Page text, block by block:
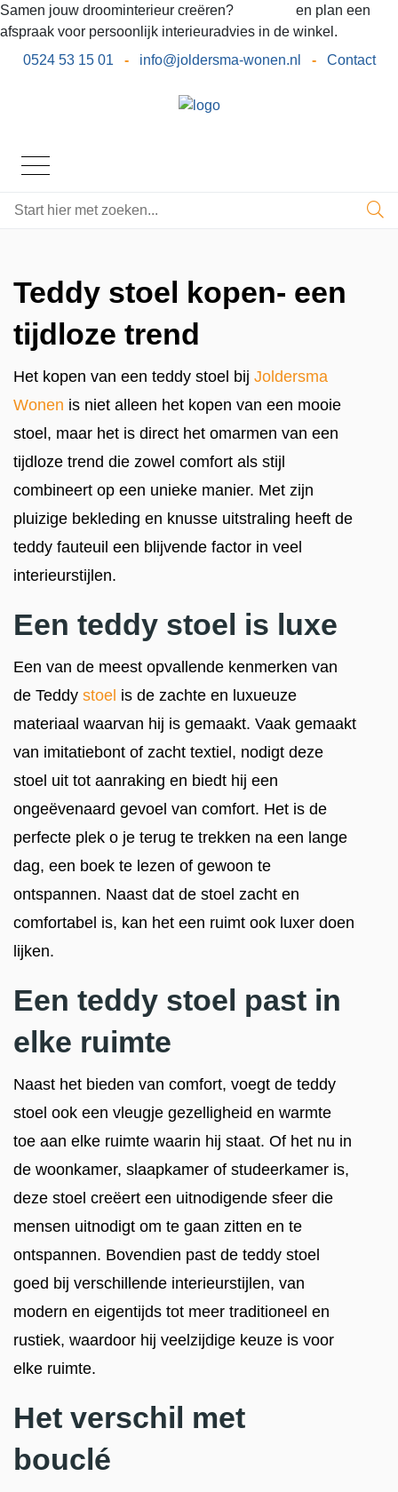
Samen jouw droominterieur creëren?
en plan een
afspraak voor persoonlijk interieuradvies in de winkel.
0524 53 15 01
- info@joldersma-wonen.nl - Contact
Teddy stoel kopen- een
tijdloze trend
Het kopen van een teddy stoel bij Joldersma
Wonen is niet alleen het kopen van een mooie
stoel, maar het is direct het omarmen van een
tijdloze trend die zowel comfort als stijl
combineert op een unieke manier. Met zijn
pluizige bekleding en knusse uitstraling heeft de
teddy fauteuil een blijvende factor in veel
interieurstijlen.
Een teddy stoel is luxe
Een van de meest opvallende kenmerken van
de Teddy stoel is de zachte en luxueuze
materiaal waarvan hij is gemaakt. Vaak gemaakt
van imitatiebont of zacht textiel, nodigt deze
stoel uit tot aanraking en biedt hij een
ongeëvenaard gevoel van comfort. Het is de
perfecte plek o je terug te trekken na een lange
dag, een boek te lezen of gewoon te
ontspannen. Naast dat de stoel zacht en
comfortabel is, kan het een ruimt ook luxer doen
lijken.
Een teddy stoel past in
elke ruimte
Naast het bieden van comfort, voegt de teddy
stoel ook een vleugje gezelligheid en warmte
toe aan elke ruimte waarin hij staat. Of het nu in
de woonkamer, slaapkamer of studeerkamer is,
deze stoel creëert een uitnodigende sfeer die
mensen uitnodigt om te gaan zitten en te
ontspannen. Bovendien past de teddy stoel
goed bij verschillende interieurstijlen, van
modern en eigentijds tot meer traditioneel en
rustiek, waardoor hij veelzijdige keuze is voor
elke ruimte.
Het verschil met
bouclé